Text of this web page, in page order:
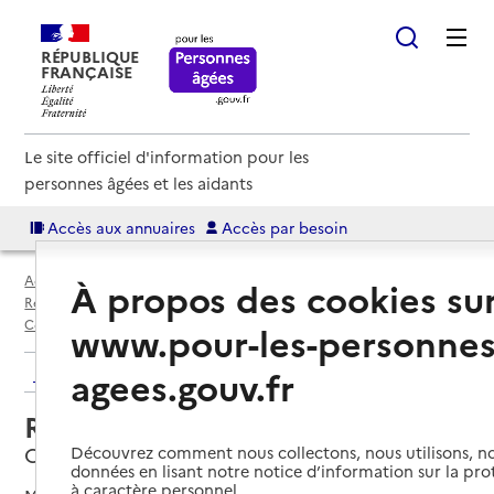
RÉPUBLIQUE
FRANÇAISE
Le site officiel d'information pour les
personnes âgées et les aidants
Accès aux annuaires Accès par besoin
Accueil
Résidences autonomie par département
Pas-de-Calais (62)
Coulogne
Résidence autonomie Mozart
Retour aux résultats de l'annuaire
Résidence autonomie Mozart
Coulogne, PAS-DE-CALAIS
À propos des cookies
www.pour-les-
agees.gouv.fr
Découvrez comment nous collectons, nous utilisons,
données en lisant notre notice d’information sur la